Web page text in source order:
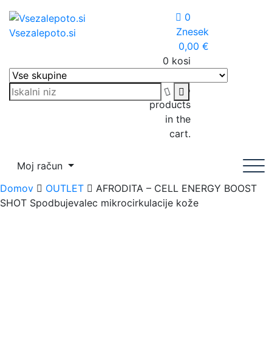
content
Vsezalepoto.si
0
Znesek
0,00 €
0 kosi
No
products
in the
cart.
Moj račun
Domov
OUTLET
AFRODITA – CELL ENERGY BOOST
SHOT Spodbujevalec mikrocirkulacije kože